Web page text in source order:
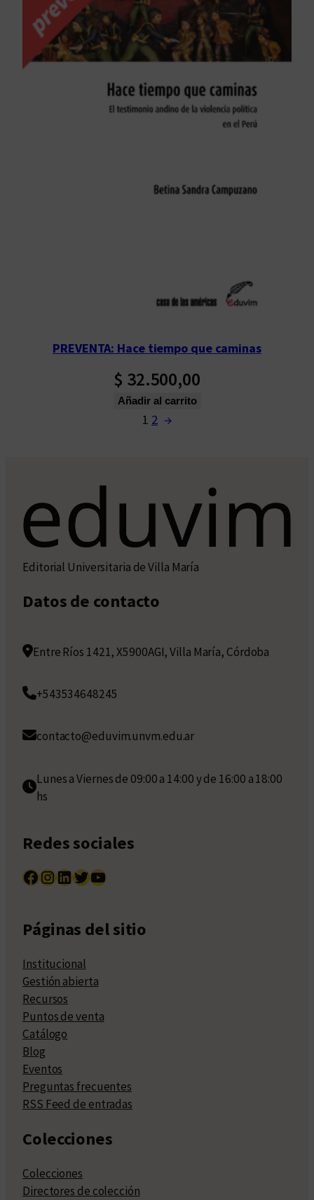
PREVENTA: Hace tiempo que caminas
$ 32.500,00
Añadir al carrito
1 2 →
Editorial Universitaria de Villa María
Datos de contacto
Entre Ríos 1421, X5900AGI, Villa María, Córdoba
+543534648245
contacto@eduvim.unvm.edu.ar
Lunes a Viernes de 09:00 a 14:00 y de 16:00 a 18:00
hs
Redes sociales
Facebook InstagramLinkedIn Twitter YouTube
Páginas del sitio
Institucional
Gestión abierta
Recursos
Puntos de venta
Catálogo
Blog
Eventos
Preguntas frecuentes
RSS Feed de entradas
Colecciones
Colecciones
Directores de colección